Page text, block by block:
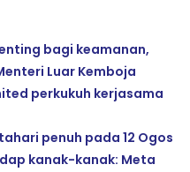
bagi keamanan,
Luar Kemboja
perkukuh kerjasama
penuh pada 12 Ogos
kanak-kanak: Meta